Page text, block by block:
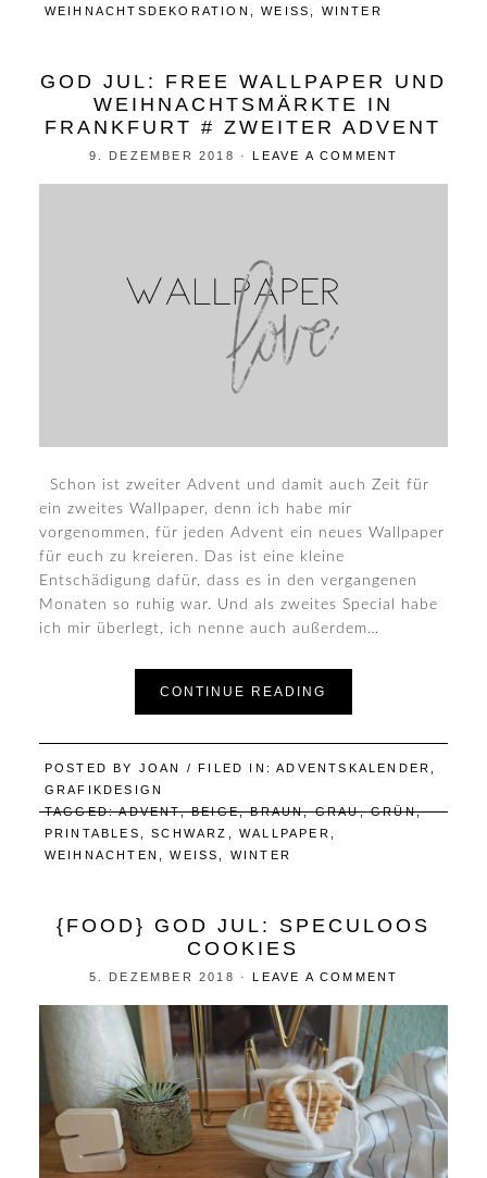
WEIHNACHTSDEKORATION
,WEISS WINTER
GOD JUL: FREE WALLPAPER UND
WEIHNACHTSMÄRKTE IN
FRANKFURT # ZWEITER ADVENT
9. DEZEMBER 2018 ·LEAVE A COMMENT
Schon ist zweiter Advent und damit auch Zeit für
ein zweites Wallpaper, denn ich habe mir
vorgenommen, für jeden Advent ein neues Wallpaper
für euch zu kreieren. Das ist eine kleine
Entschädigung dafür, dass es in den vergangenen
Monaten so ruhig war. Und als zweites Special habe
ich mir überlegt, ich nenne auch außerdem…
CONTINUE READING
POSTED BY JOAN / FILED IN:ADVENTSKALENDER
GRAFIKDESIGN
TAGGED:ADVENT,BEIGE,BRAUN,GRAU,GRÜN,
PRINTABLES
,SCHWARZ ,WALLPAPER
WEIHNACHTEN
,WEISS WINTER
{FOOD} GOD JUL: SPECULOOS
COOKIES
5. DEZEMBER 2018 ·LEAVE A COMMENT